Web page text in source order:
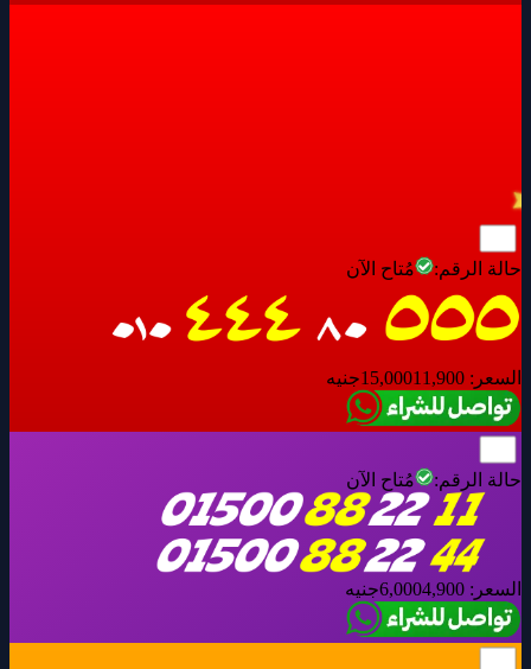
حالة الرقم: مُتاح الآن
السعر: 15,00011,900 جنيه
حالة الرقم: مُتاح الآن
السعر: 6,0004,900 جنيه